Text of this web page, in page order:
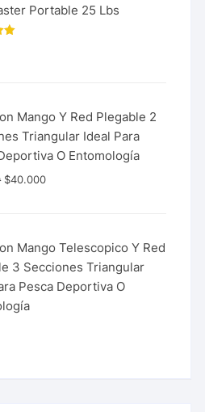
Portable 25 Lbs
Mango Y Red Plegable 2
Triangular Ideal Para
O Entomología
$40.000
Mango Telescopico Y Red
3 Secciones Triangular
Pesca Deportiva O